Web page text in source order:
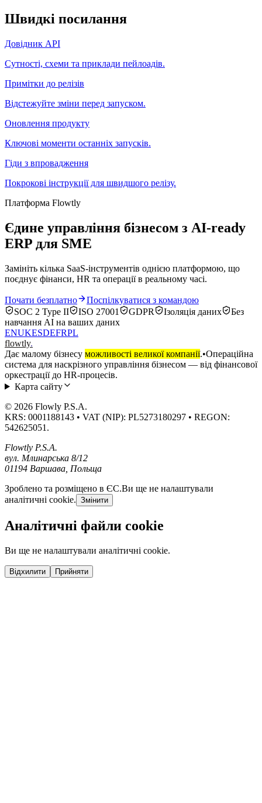
Швидкі посилання
Довідник API
Сутності, схеми та приклади пейлоадів.
Примітки до релізів
Відстежуйте зміни перед запуском.
Оновлення продукту
Ключові моменти останніх запусків.
Гіди з впровадження
Покрокові інструкції для швидшого релізу.
Платформа Flowtly
Єдине управління бізнесом з AI-ready
ERP для SME
Замініть кілька SaaS-інструментів однією платформою, що
поєднує фінанси, HR та операції в реальному часі.
Почати безплатно
Поспілкуватися з командою
SOC 2 Type II
ISO 27001 GDPR Ізоляція даних
Без
навчання AI на ваших даних
ENUKESDEFRPL
flowtly.
Дає малому бізнесу можливості великої компанії.•Операційна
система для наскрізного управління бізнесом — від фінансової
оркестрації до HR-процесів.
Карта сайту
© 2026 Flowly P.S.A.
KRS: 0001188143 • VAT (NIP): PL5273180297 • REGON:
542625051.
Flowtly P.S.A.
вул. Млинарська 8/12
01194 Варшава, Польща
Зроблено та розміщено в ЄС.Ви ще не налаштували
аналітичні cookie. Змінити
Аналітичні файли cookie
Ви ще не налаштували аналітичні cookie.
Відхилити Прийняти